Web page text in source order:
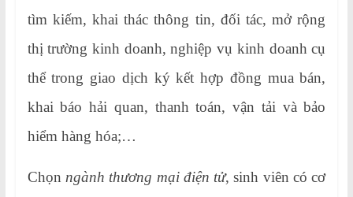
tìm kiếm, khai thác thông tin, đối tác, mở rộng
thị trường kinh doanh, nghiệp vụ kinh doanh cụ
thể trong giao dịch ký kết hợp đồng mua bán,
khai báo hải quan, thanh toán, vận tải và bảo
hiểm hàng hóa;…
Chọnngành thương mại điện tử, sinh viên có cơ